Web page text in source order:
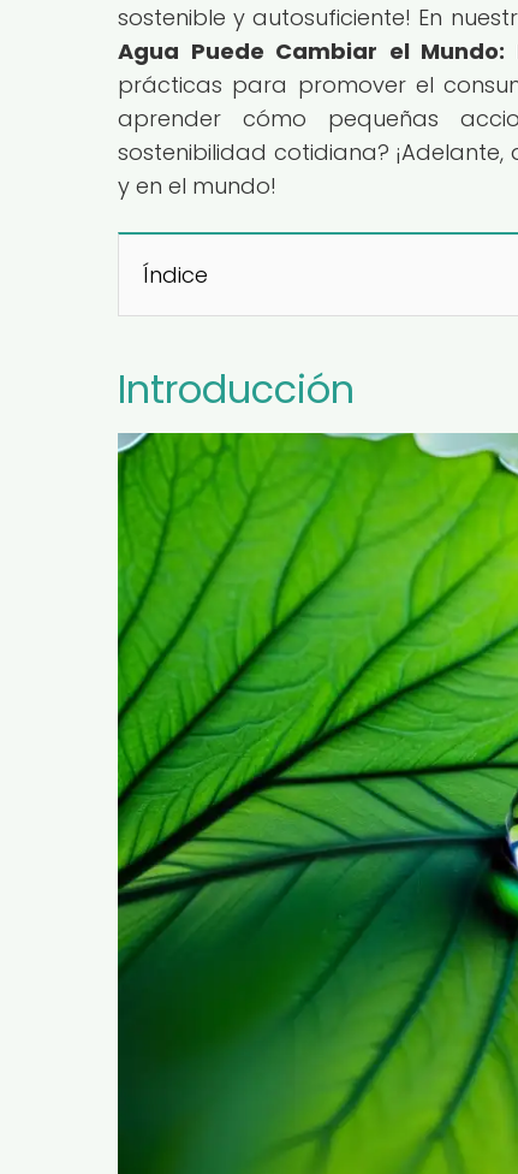
sostenible y autosuficiente! En
Agua Puede Cambiar el
prácticas para promover el
aprender cómo pequeñas
sostenibilidad cotidiana?
y en el mundo!
Índice
Introducción